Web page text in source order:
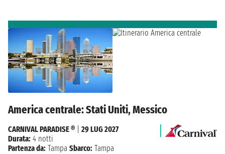
America centrale: Stati Uniti, Messico
CARNIVAL PARADISE ®
29 LUG 2027
Durata: 4 notti
Partenza da: Tampa Sbarco: Tampa